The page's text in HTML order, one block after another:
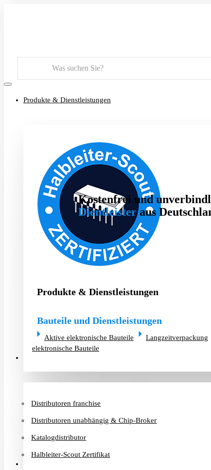
Produkte & Dienstleistungen
Kostenfrei und
Dientleisteraus
Produkte & Dienstleistungen
Bauteile und Dienstleistungen
Aktive elektronische Bauteile
Langzeitverpackung
elektronische Bauteile
Distributoren franchise
Distributoren unabhängig & Chip-Broker
Katalogdistributor
Halbleiter-Scout Zertifikat